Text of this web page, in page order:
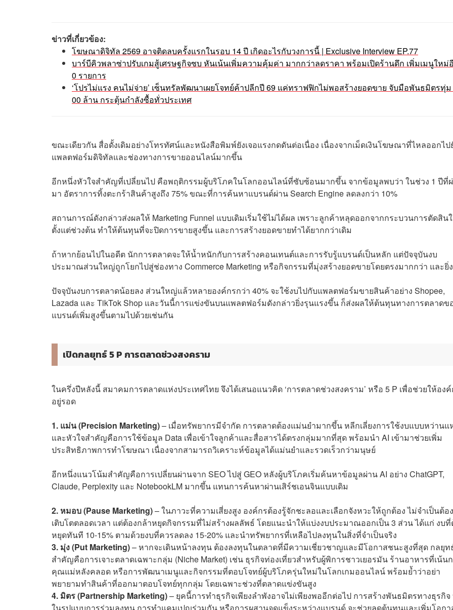
ข่าวที่เกี่ยวข้อง:
โฆษณาดิจิทัล 2569 อาจติดลบครั้งแรกในรอบ 14 ปี เกิดอะไรกับวงการนี้ | Exclusive Interview EP.77
บาร์บีคิวพลาซ่าปรับเกมสู้เศรษฐกิจซบ หันเน้นเพิ่มความคุ้มค่า มากกว่าลดราคา พร้อมเปิดร้านดึก เพิ่มเมนูใหม่
0 รายการ
‘โปรไม่แรง คนไม่จ่าย’ เซ็นทรัลพัฒนาเผยโจทย์ค้าปลีกปี 69 แค่ทราฟฟิกไม่พอสร้างยอดขาย จับมือพันธมิตรทุ่ม
00 ล้าน กระตุ้นกำลังซื้อทั่วประเทศ
ขณะเดียวกัน สื่อดั้งเดิมอย่างโทรทัศน์และหนังสือพิมพ์ยังเจอแรงกดดันต่อเนื่อง เนื่องจากเม็ดเงินโฆษณาที่ไหลออกไป
แพลตฟอร์มดิจิทัลและช่องทางการขายออนไลน์มากขึ้น
อีกหนึ่งหัวใจสำคัญที่เปลี่ยนไป คือพฤติกรรมผู้บริโภคในโลกออนไลน์ที่ซับซ้อนมากขึ้น จากข้อมูลพบว่า ในช่วง 1 ปีที่
มา อัตราการทิ้งตะกร้าสินค้าสูงถึง 75% ขณะที่การค้นหาแบรนด์ผ่าน Search Engine ลดลงกว่า 10%
สถานการณ์ดังกล่าวส่งผลให้ Marketing Funnel แบบเดิมเริ่มใช้ไม่ได้ผล เพราะลูกค้าหลุดออกจากกระบวนการตัดสิน
ตั้งแต่ช่วงต้น ทำให้ต้นทุนที่จะปิดการขายสูงขึ้น และการสร้างยอดขายทำได้ยากกว่าเดิม
ถ้าหากย้อนไปในอดีต นักการตลาดจะให้น้ำหนักกับการสร้างคอนเทนต์และการรับรู้แบรนด์เป็นหลัก แต่ปัจจุบันงบ
ประมาณส่วนใหญ่ถูกโยกไปสู่ช่องทาง Commerce Marketing หรือกิจกรรมที่มุ่งสร้างยอดขายโดยตรงมากกว่า และยิ่ง
ปัจจุบันงบการตลาดน้อยลง ส่วนใหญ่แล้วหลายองค์กรกว่า 40% จะใช้งบไปกับแพลตฟอร์มขายสินค้าอย่าง Shopee,
Lazada และ TikTok Shop และวันนี้การแข่งขันบนแพลตฟอร์มดังกล่าวยิ่งรุนแรงขึ้น ก็ส่งผลให้ต้นทุนทางการตลาดข
แบรนด์เพิ่มสูงขึ้นตามไปด้วยเช่นกัน
เปิดกลยุทธ์ 5 P การตลาดช่วงสงคราม
ในครึ่งปีหลังนี้ สมาคมการตลาดแห่งประเทศไทย จึงได้เสนอแนวคิด ‘การตลาดช่วงสงคราม’ หรือ 5 P เพื่อช่วยให้อง
อยู่รอด
1. แม่น (Precision Marketing)– เมื่อทรัพยากรมีจำกัด การตลาดต้องแม่นยำมากขึ้น หลีกเลี่ยงการใช้งบแบบหว่านแ
และหัวใจสำคัญคือการใช้ข้อมูล Data เพื่อเข้าใจลูกค้าและสื่อสารได้ตรงกลุ่มมากที่สุด พร้อมนำ AI เข้ามาช่วยเพิ่ม
ประสิทธิภาพการทำโฆษณา เนื่องจากสามารถวิเคราะห์ข้อมูลได้แม่นยำและรวดเร็วกว่ามนุษย์
อีกหนึ่งแนวโน้มสำคัญคือการเปลี่ยนผ่านจาก SEO ไปสู่ GEO หลังผู้บริโภคเริ่มค้นหาข้อมูลผ่าน AI อย่าง ChatGPT,
Claude, Perplexity และ NotebookLM มากขึ้น แทนการค้นหาผ่านเสิร์ชเอนจินแบบเดิม
2. หมอบ (Pause Marketing)– ในภาวะที่ความเสี่ยงสูง องค์กรต้องรู้จักชะลอและเลือกจังหวะให้ถูกต้อง ไม่จำเป็นต้อง
เติบโตตลอดเวลา แต่ต้องกล้าหยุดกิจกรรมที่ไม่สร้างผลลัพธ์ โดยแนะนำให้แบ่งงบประมาณออกเป็น 3 ส่วน ได้แก่ งบที่
หยุดทันที 10-15% ตามด้วยงบที่ควรลดลง 15-20% และนำทรัพยากรที่เหลือไปลงทุนในสิ่งที่จำเป็นจริง
3. มุ่ง (Put Marketing)– หากจะเดินหน้าลงทุน ต้องลงทุนในตลาดที่มีความเชี่ยวชาญและมีโอกาสชนะสูงที่สุด กลยุท
สำคัญคือการเจาะตลาดเฉพาะกลุ่ม (Niche Market) เช่น ธุรกิจท่องเที่ยวสำหรับผู้พิการชาวเยอรมัน ร้านอาหารที่เน้น
คุณแม่หลังคลอด หรือการพัฒนาเมนูและกิจกรรมที่ตอบโจทย์ผู้บริโภครุ่นใหม่ในโลกเกมออนไลน์ พร้อมย้ำว่าอย่า
พยายามทำสินค้าที่ออกมาตอบโจทย์ทุกกลุ่ม โดยเฉพาะช่วงที่ตลาดแข่งขันสูง
4. มิตร (Partnership Marketing)– ยุคนี้การทำธุรกิจเพียงลำพังอาจไม่เพียงพออีกต่อไป การสร้างพันธมิตรทางธุรกิจ
ในรูปแบบการร่วมลงทุน การทำแคมเปญร่วมกัน หรือการผสานจุดแข็งระหว่างแบรนด์ จะช่วยลดต้นทุนและเพิ่มโอก